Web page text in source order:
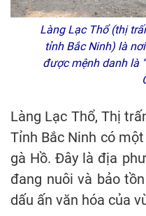
Làng Lạc Thổ (thị
tỉnh Bắc Ninh) là
được mệnh danh là
Làng Lạc Thổ, Thị
Tỉnh Bắc Ninh có
gà Hồ. Đây là địa
đang nuôi và bảo
dấu ấn văn hóa của